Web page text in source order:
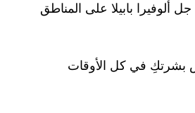
بابيلا على المناطق
بشرتكِ في كل الأوقات